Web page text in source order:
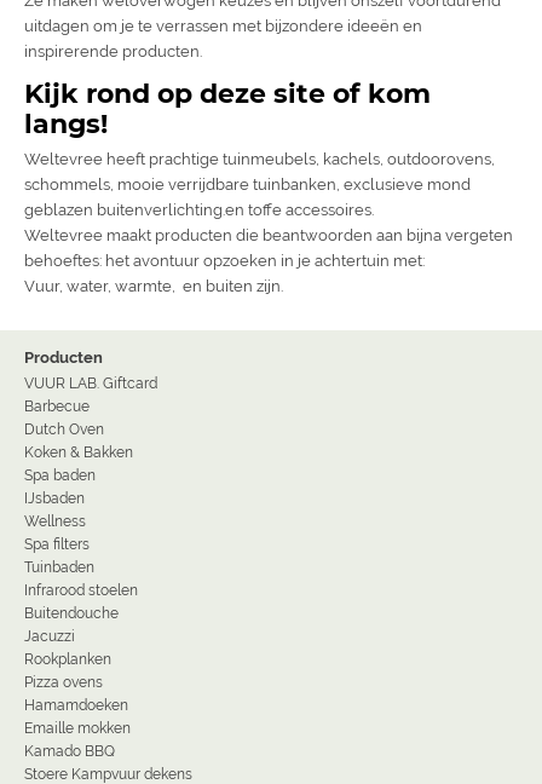
uitdagen om je te verrassen met bijzondere ideeën en
inspirerende producten.
Kijk rond op deze site of kom
langs!
Weltevree heeft prachtige tuinmeubels, kachels, outdoorovens,
schommels, mooie verrijdbare tuinbanken, exclusieve mond
geblazen buitenverlichting.en toffe accessoires.
Weltevree maakt producten die beantwoorden aan bijna vergeten
behoeftes: het avontuur opzoeken in je achtertuin met:
Vuur, water, warmte, en buiten zijn.
Producten
VUUR LAB. Giftcard
Barbecue
Dutch Oven
Koken & Bakken
Spa baden
IJsbaden
Wellness
Spa filters
Tuinbaden
Infrarood stoelen
Buitendouche
Jacuzzi
Rookplanken
Pizza ovens
Hamamdoeken
Emaille mokken
Kamado BBQ
Stoere Kampvuur dekens